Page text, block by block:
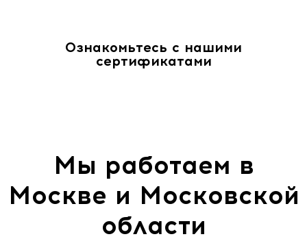
Ознакомьтесь с нашими
сертификатами
Мы работаем в
Москве и Московской
области